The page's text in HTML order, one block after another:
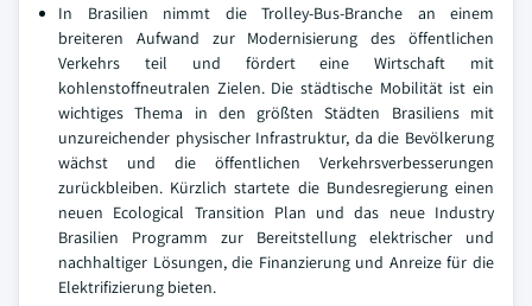
In Brasilien nimmt die Trolley-Bus-Branche an einem
breiteren Aufwand zur Modernisierung des öffentlichen
Verkehrs teil und fördert eine Wirtschaft mit
kohlenstoffneutralen Zielen. Die städtische Mobilität ist ein
wichtiges Thema in den größten Städten Brasiliens mit
unzureichender physischer Infrastruktur, da die Bevölkerung
wächst und die öffentlichen Verkehrsverbesserungen
zurückbleiben. Kürzlich startete die Bundesregierung einen
neuen Ecological Transition Plan und das neue Industry
Brasilien Programm zur Bereitstellung elektrischer und
nachhaltiger Lösungen, die Finanzierung und Anreize für die
Elektrifizierung bieten.